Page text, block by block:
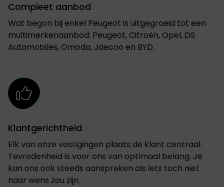
Compleet aanbod
Wat begon bij enkel Peugeot is uitgegroeid tot een
multimerkenaanbod: Peugeot, Citroën, Opel, DS
Automobiles, Omoda, Jaecoo en BYD.
Klantgerichtheid
Elk van onze vestigingen plaats de klant centraal.
Tevredenheid is voor ons van optimaal belang. Je
kan ons ook steeds aanspreken als iets toch niet
naar wens zou zijn.